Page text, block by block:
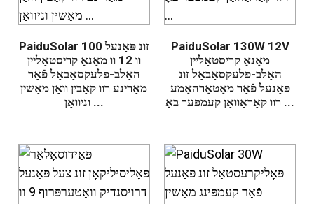
PaiduSolar זונ פּאַנעל 100
וו 12 וו מאָנאָ קריסטאַליין
האַלב-פלעקסאַבאַל פֿאַר
מאַרינע רוו קאַבין וואַן מאַשין
וניוואַן ...
PaiduSolar 130W 12V
מאָנאָ קריסטאַליין
האַלב-פלעקסאַבאַל זונ
פּאַנעל פֿאַר מאָטאָרהאָמע
רוו קאַראַוואַן קעמפּער באָ ...